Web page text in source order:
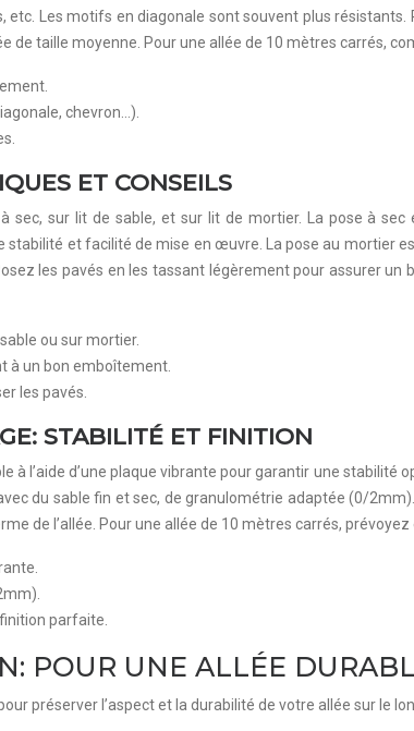
etc. Les motifs en diagonale sont souvent plus
de taille moyenne. Pour une allée de 10 mètres carrés,
chevron…).
ET CONSEILS
sec, sur lit de sable, et sur lit de mortier. La pose à
et facilité de mise en œuvre. La pose au mortier
les pavés en les tassant légèrement pour assurer
ou sur mortier.
à un bon emboîtement.
les pavés.
STABILITÉ ET FINITION
à l’aide d’une plaque vibrante pour garantir une
du sable fin et sec, de granulométrie adaptée (0/
de l’allée. Pour une allée de 10 mètres carrés, prévoyez
parfaite.
POUR UNE ALLÉE
préserver l’aspect et la durabilité de votre allée sur le